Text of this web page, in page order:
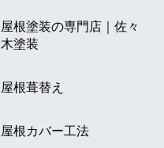
屋根塗装の専門店｜佐々
木塗装
屋根葺替え
屋根カバー工法